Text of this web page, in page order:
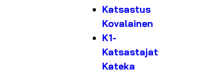
Katsastus
Kovalainen
K1-
Katsastajat
Kateka